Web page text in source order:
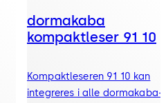
dormakaba
kompaktleser 91 10
Kompaktleseren 91 10 kan
integreres i alle dormakaba-